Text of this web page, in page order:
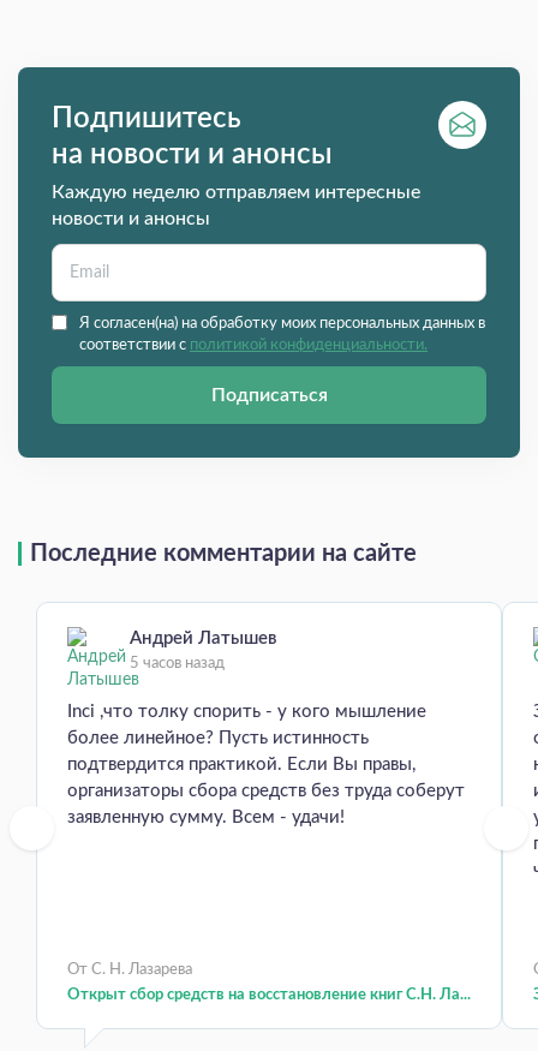
Подпишитесь
на новости и анонсы
Каждую неделю отправляем интересные
новости и анонсы
Я согласен(на) на обработку моих персональных данных в
соответствии с политикой конфиденциальности.
Подписаться
Последние комментарии на сайте
Андрей Латышев
5 часов назад
Inci ,что толку спорить - у кого мышление
более линейное? Пусть истинность
подтвердится практикой. Если Вы правы,
организаторы сбора средств без труда соберут
заявленную сумму. Всем - удачи!
От С. Н. Лазарева
Открыт сбор средств на восстановление книг С.Н. Ла...